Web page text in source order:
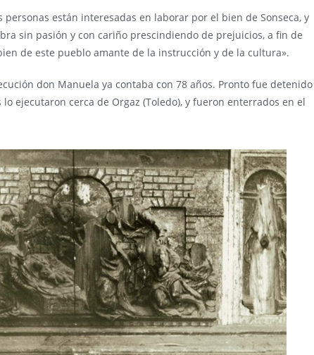
están interesadas en laborar por el bien de Sonseca, y
sin pasión y con cariño prescindiendo de prejuicios, a fin de
de este pueblo amante de la instrucción y de la cultura».
don Manuela ya contaba con 78 años. Pronto fue detenido
ejecutaron cerca de Orgaz (Toledo), y fueron enterrados en el